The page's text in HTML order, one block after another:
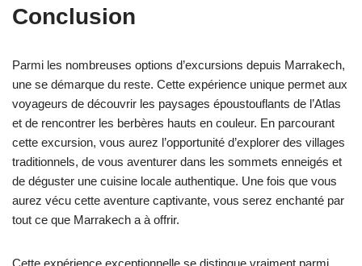
Conclusion
Parmi les nombreuses options d’excursions depuis Marrakech,
une se démarque du reste. Cette expérience unique permet aux
voyageurs de découvrir les paysages époustouflants de l’Atlas
et de rencontrer les berbères hauts en couleur. En parcourant
cette excursion, vous aurez l’opportunité d’explorer des villages
traditionnels, de vous aventurer dans les sommets enneigés et
de déguster une cuisine locale authentique. Une fois que vous
aurez vécu cette aventure captivante, vous serez enchanté par
tout ce que Marrakech a à offrir.
Cette expérience exceptionnelle se distingue vraiment parmi